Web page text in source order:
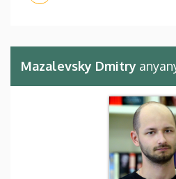
Mazalevsky Dmitry